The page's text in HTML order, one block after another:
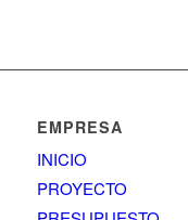
EMPRESA
INICIO
PROYECTO